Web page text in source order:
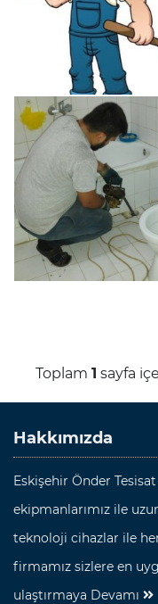
Toplam 1 sayfa
Hakkımızda
Eskişehir Önder
ekipmanlarımız ile
teknoloji cihazlar ile
firmamız sizlere en
ulaştırmaya Devamı